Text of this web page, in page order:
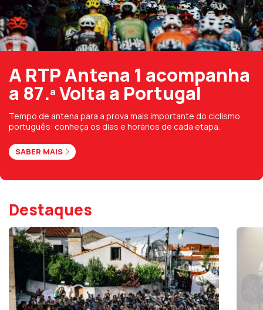
A RTP Antena 1 acompanha
a 87.ª Volta a Portugal
Tempo de antena para a prova mais importante do ciclismo
português: conheça os dias e horários de cada etapa.
SABER MAIS
Destaques